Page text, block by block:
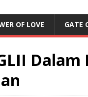
OF LOVE GATE
Dalam